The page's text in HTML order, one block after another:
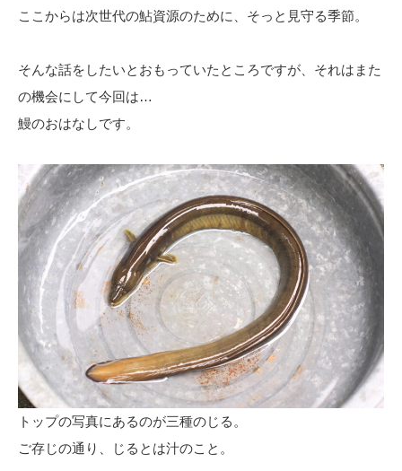
ここからは次世代の鮎資源のために、そっと見守る季節。
そんな話をしたいとおもっていたところですが、それはまた
の機会にして今回は…
鰻のおはなしです。
トップの写真にあるのが三種のじる。
ご存じの通り、じるとは汁のこと。